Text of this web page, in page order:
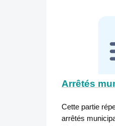
Arrêtés
Cette partie
arrêtés